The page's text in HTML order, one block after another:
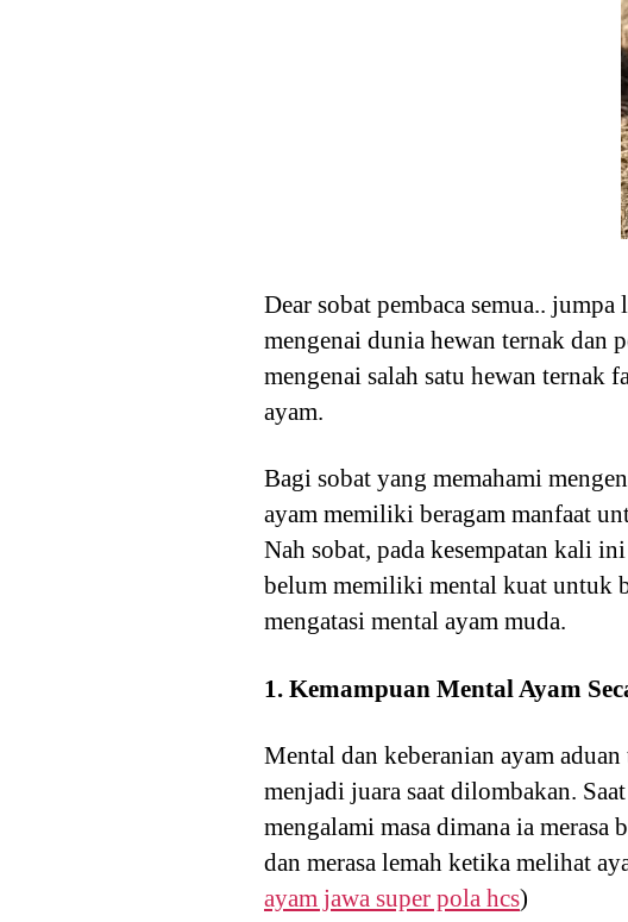
Dear sobat pembaca semua..
mengenai dunia hewan ternak dan
mengenai salah satu hewan ternak
ayam.
Bagi sobat yang memahami
ayam memiliki beragam manfaat
Nah sobat, pada kesempatan kali
belum memiliki mental kuat untuk
mengatasi mental ayam muda.
1. Kemampuan Mental Ayam
Mental dan keberanian ayam
menjadi juara saat dilombakan.
mengalami masa dimana ia
dan merasa lemah ketika melihat
ayam jawa super pola hcs)